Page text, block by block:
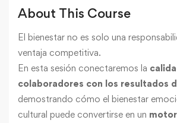
About This Course
El bienestar no es solo una
ventaja competitiva.
En esta sesión conectaremos la
colaboradores con los resultados
demostrando cómo el bienestar
cultural puede convertirse en un